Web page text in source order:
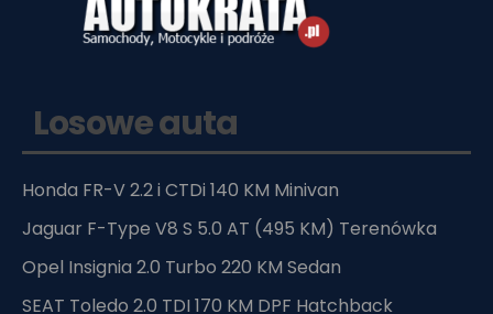
Losowe auta
Honda FR-V 2.2 i CTDi 140 KM Minivan
Jaguar F-Type V8 S 5.0 AT (495 KM) Terenówka
Opel Insignia 2.0 Turbo 220 KM Sedan
SEAT Toledo 2.0 TDI 170 KM DPF Hatchback